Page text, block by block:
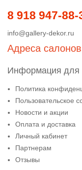
8 918 947-88-
info@gallery-dekor.ru
Адреса салонов
Информация для
Политика
Пользовательское
Новости и акции
Оплата и доставка
Личный кабинет
Партнерам
Отзывы